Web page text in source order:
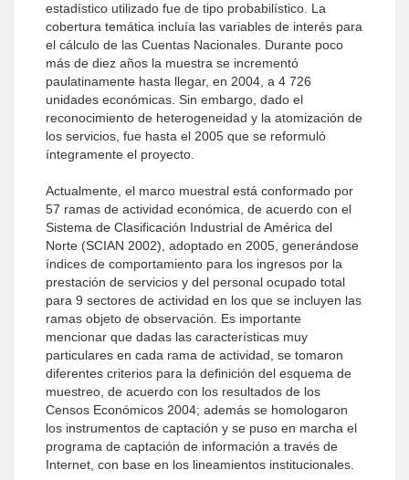
estadístico utilizado fue de tipo probabilístico. La
cobertura temática incluía las variables de interés para
el cálculo de las Cuentas Nacionales. Durante poco
más de diez años la muestra se incrementó
paulatinamente hasta llegar, en 2004, a 4 726
unidades económicas. Sin embargo, dado el
reconocimiento de heterogeneidad y la atomización de
los servicios, fue hasta el 2005 que se reformuló
íntegramente el proyecto.
Actualmente, el marco muestral está conformado por
57 ramas de actividad económica, de acuerdo con el
Sistema de Clasificación Industrial de América del
Norte (SCIAN 2002), adoptado en 2005, generándose
índices de comportamiento para los ingresos por la
prestación de servicios y del personal ocupado total
para 9 sectores de actividad en los que se incluyen las
ramas objeto de observación. Es importante
mencionar que dadas las características muy
particulares en cada rama de actividad, se tomaron
diferentes criterios para la definición del esquema de
muestreo, de acuerdo con los resultados de los
Censos Económicos 2004; además se homologaron
los instrumentos de captación y se puso en marcha el
programa de captación de información a través de
Internet, con base en los lineamientos institucionales.